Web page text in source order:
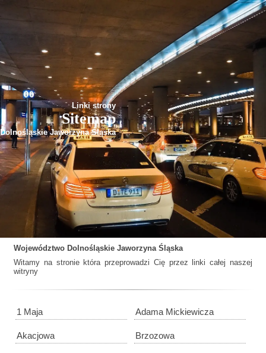
Linki strony
Sitemap
Dolnośląskie Jaworzyna Śląska
Województwo Dolnośląskie Jaworzyna Śląska
Witamy na stronie która przeprowadzi Cię przez linki całej naszej
witryny
1 Maja Adama Mickiewicza
Akacjowa Brzozowa